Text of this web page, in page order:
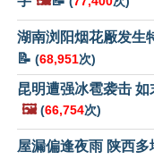
湖南浏阳烟花厰发生
📝 (68,951次)
昆明遭强冰雹袭击
🖼️ (66,754次)
屋漏偏逢夜雨 陕西多